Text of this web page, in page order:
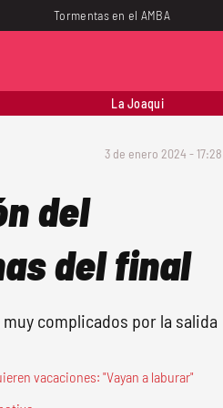
Tormentas en el AMBA
La Joaqui
3 de enero 2024 - 17:28
del
del final
complicados por la salida
vacaciones: "Vayan a laburar"